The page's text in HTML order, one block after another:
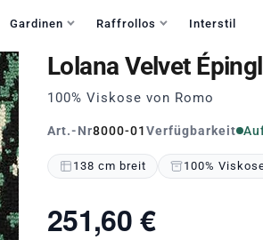
Gardinen Raffrollos Interstil
Lolana Velvet
100% Viskose von Romo
Art.-Nr8000-01Verfügbarkeit
138 cm breit 100%
251,60 €